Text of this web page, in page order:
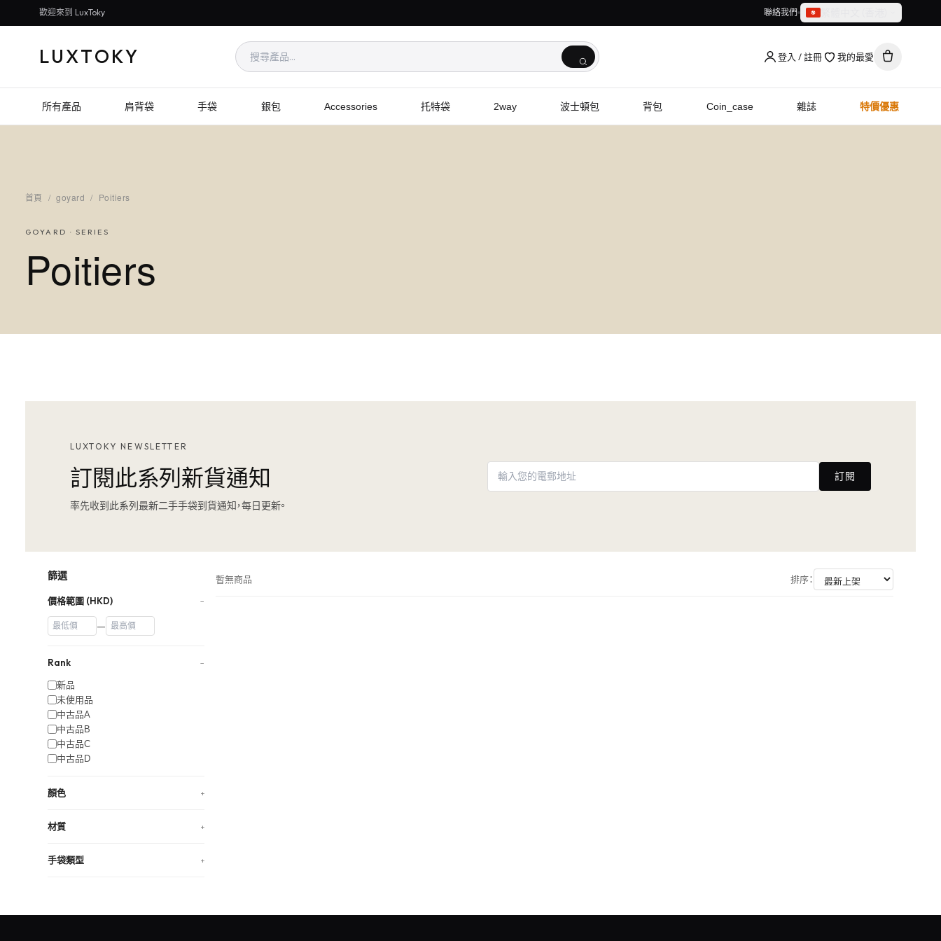
歡迎來到 LuxToky 聯絡我們
繁體中文（香港）
LUXTOKY 登入 / 註冊 我的最愛
所有產品 肩背袋 手袋 銀包 Accessories 托特袋 2way 波士頓包 背包 Coin_case 雜誌 特價優惠
首頁 / goyard / Poitiers
GOYARD · SERIES
Poitiers
LUXTOKY NEWSLETTER
訂閱此系列新貨通知
率先收到此系列最新二手手袋到貨通知，每日更新。
訂閱
篩選
價格範圍 (HKD) −
—
Rank −
新品
未使用品
中古品A
中古品B
中古品C
中古品D
顏色 +
材質 +
手袋類型 +
暫無商品 排序：